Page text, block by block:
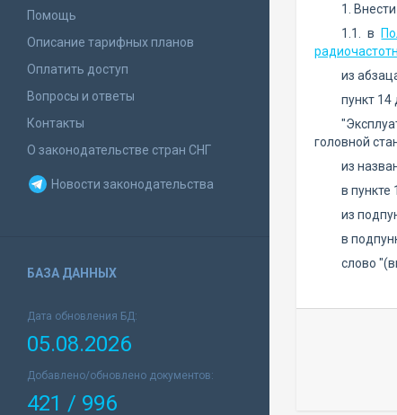
Помощь
Описание тарифных планов
Оплатить доступ
Вопросы и ответы
Контакты
О законодательстве стран СНГ
Новости законодательства
БАЗА ДАННЫХ
Дата обновления БД:
05.08.2026
Добавлено/обновлено документов:
421 / 996
1.
1.1. в
из
пункт
головной
из
в пункте
из
в
слово